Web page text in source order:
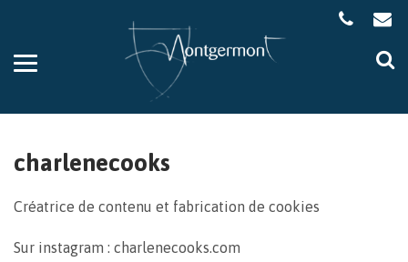
Aller
la
charlenecooks
Créatrice de contenu et fabrication de cookies
Sur instagram : charlenecooks.com